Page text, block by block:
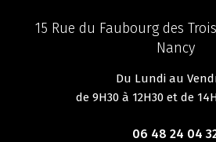
15 Rue du Faubourg des
Nancy
Du Lundi au
de 9H30 à 12H30 et de
06 48 24 04